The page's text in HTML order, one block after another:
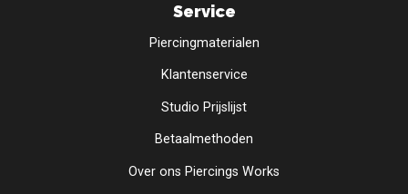
Service
Piercingmaterialen
Klantenservice
Studio Prijslijst
Betaalmethoden
Over ons Piercings Works